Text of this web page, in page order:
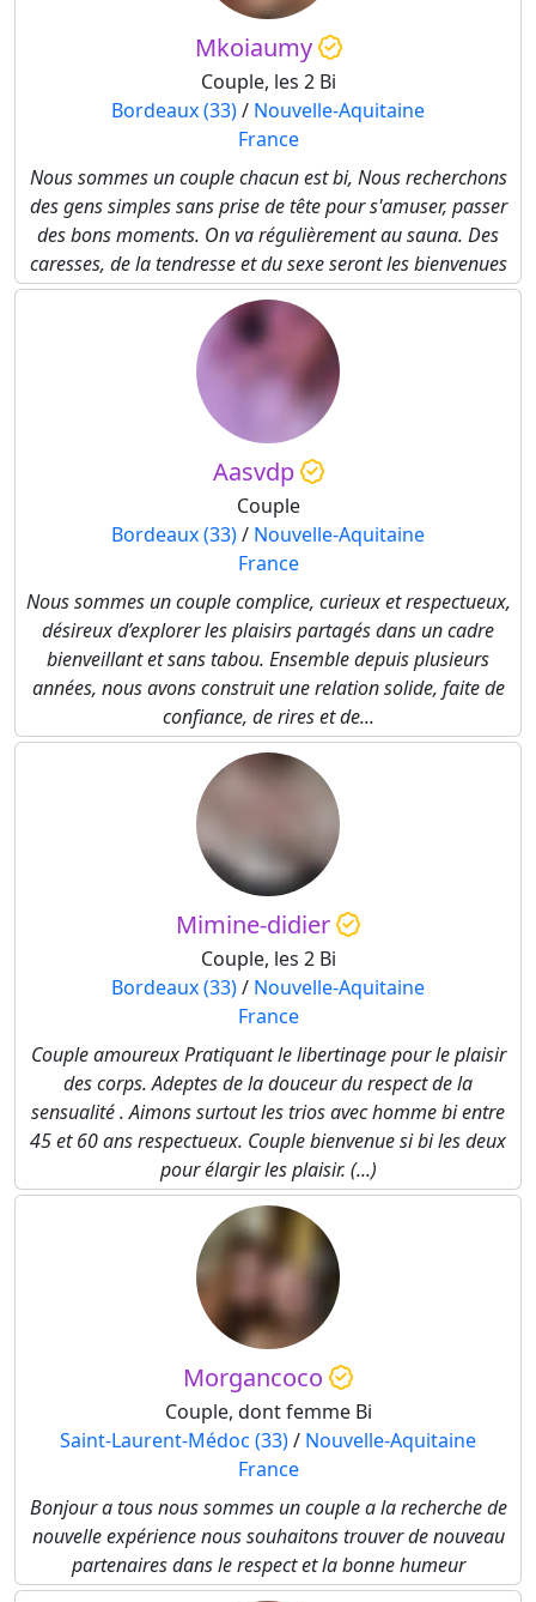
Mkoiaumy
Couple, les 2 Bi
Bordeaux (33)/ Nouvelle-Aquitaine
France
Nous sommes un couple chacun est bi, Nous recherchons
des gens simples sans prise de tête pour s'amuser, passer
des bons moments. On va régulièrement au sauna. Des
caresses, de la tendresse et du sexe seront les bienvenues
Aasvdp
Couple
Bordeaux (33)/ Nouvelle-Aquitaine
France
Nous sommes un couple complice, curieux et respectueux,
désireux d’explorer les plaisirs partagés dans un cadre
bienveillant et sans tabou. Ensemble depuis plusieurs
années, nous avons construit une relation solide, faite de
confiance, de rires et de...
Mimine-didier
Couple, les 2 Bi
Bordeaux (33)/ Nouvelle-Aquitaine
France
Couple amoureux Pratiquant le libertinage pour le plaisir
des corps. Adeptes de la douceur du respect de la
sensualité . Aimons surtout les trios avec homme bi entre
45 et 60 ans respectueux. Couple bienvenue si bi les deux
pour élargir les plaisir. (...)
Morgancoco
Couple, dont femme Bi
Saint-Laurent-Médoc (33)/ Nouvelle-Aquitaine
France
Bonjour a tous nous sommes un couple a la recherche de
nouvelle expérience nous souhaitons trouver de nouveau
partenaires dans le respect et la bonne humeur